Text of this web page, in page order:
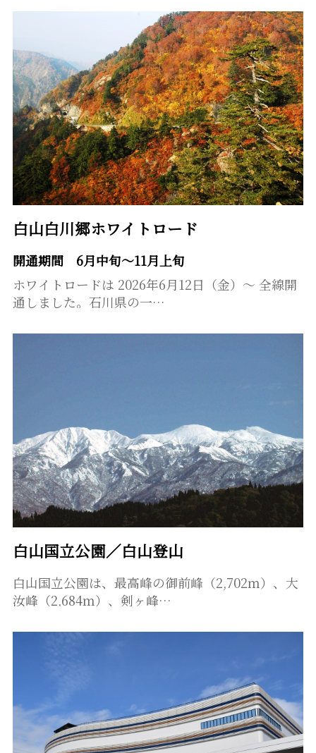
白山白川郷ホワイトロード
開通期間 6月中旬～11月上旬
ホワイトロードは 2026年6月12日（金）～ 全線開
通しました。石川県の一…
白山国立公園／白山登山
白山国立公園は、最高峰の御前峰（2,702ｍ）、大
汝峰（2,684ｍ）、剣ヶ峰…